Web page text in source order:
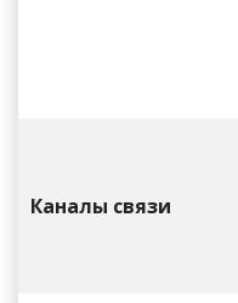
Каналы связи